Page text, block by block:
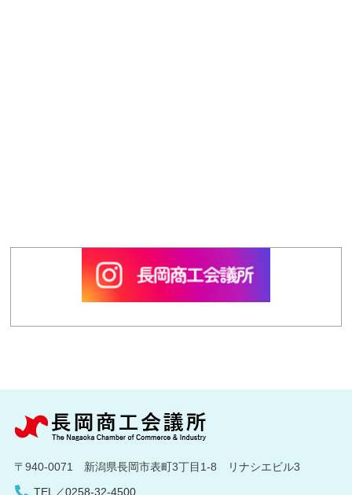
〒940-0071 新潟県長岡市表町3丁目1-8 リナシエビル3
TEL／0258-32-4500